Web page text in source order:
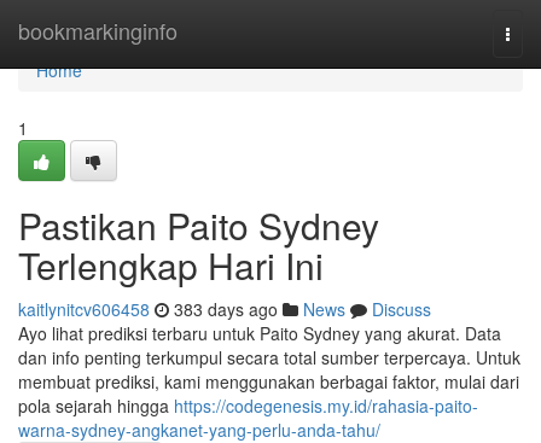
bookmarkinginfo
Home
Home
1
Pastikan Paito Sydney
Terlengkap Hari Ini
kaitlynitcv606458 383 days ago News
Discuss
Ayo lihat prediksi terbaru untuk Paito Sydney yang akurat. Data
dan info penting terkumpul secara total sumber terpercaya. Untuk
membuat prediksi, kami menggunakan berbagai faktor, mulai dari
pola sejarah hingga https://codegenesis.my.id/rahasia-paito-
warna-sydney-angkanet-yang-perlu-anda-tahu/